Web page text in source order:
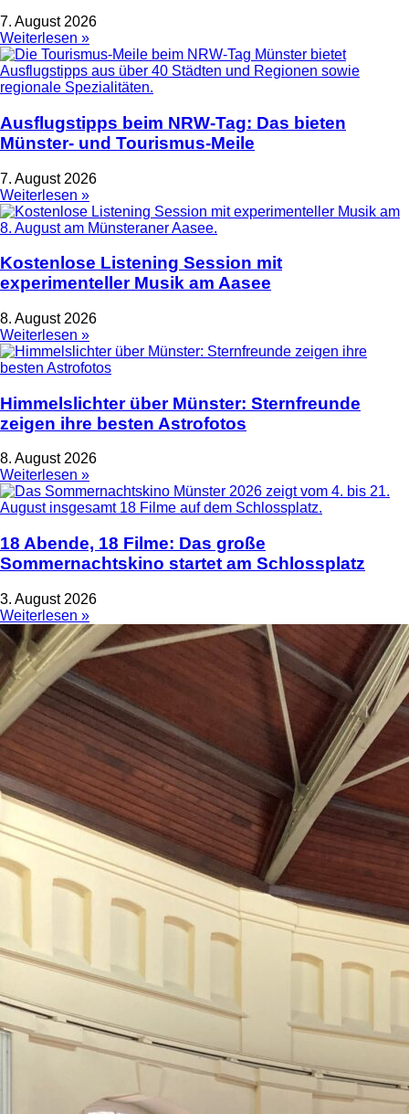
7. August 2026
Weiterlesen »
Ausflugstipps beim NRW-Tag: Das bieten
Münster- und Tourismus-Meile
7. August 2026
Weiterlesen »
Kostenlose Listening Session mit
experimenteller Musik am Aasee
8. August 2026
Weiterlesen »
Himmelslichter über Münster: Sternfreunde
zeigen ihre besten Astrofotos
8. August 2026
Weiterlesen »
18 Abende, 18 Filme: Das große
Sommernachtskino startet am Schlossplatz
3. August 2026
Weiterlesen »